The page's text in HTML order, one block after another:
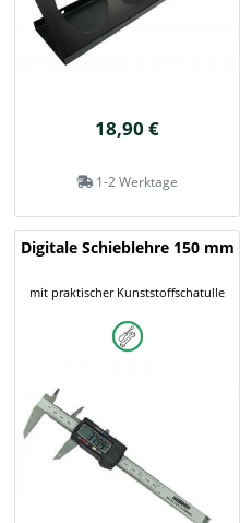
18,90 €
1-2 Werktage
Digitale Schieblehre 150 mm
mit praktischer Kunststoffschatulle